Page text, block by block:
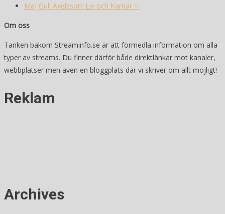
Maj Gull Axelsson: Liv och Karriär ✨
Om oss
Tanken bakom Streaminfo.se är att förmedla information om alla
typer av streams. Du finner därför både direktlänkar mot kanaler,
webbplatser men även en bloggplats där vi skriver om allt möjligt!
Reklam
Archives